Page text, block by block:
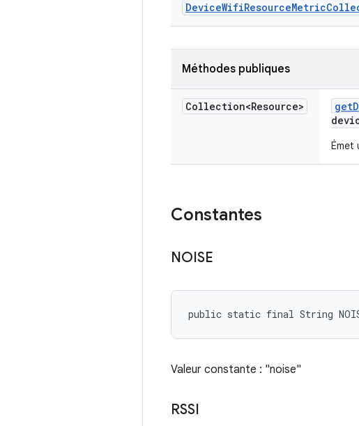
DeviceWifiResourceMetric
Méthodes publiques
Collection<Resource> get
Émet
Constantes
NOISE
public static final String
Valeur constante : "noise"
RSSI